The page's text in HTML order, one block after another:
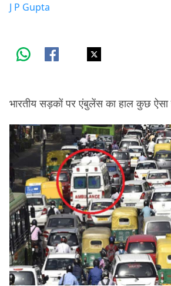
J P Gupta
भारतीय सड़कों पर एंबुलेंस का हाल कुछ ऐसा